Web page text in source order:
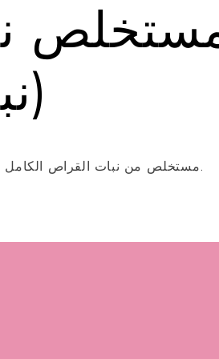
مستخلص من نبات القراص الكامل المستخدم كمطري للبشرة (يحتفظ بالرطوبة).